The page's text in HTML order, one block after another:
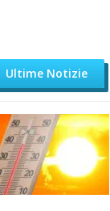
Ultime Notizie